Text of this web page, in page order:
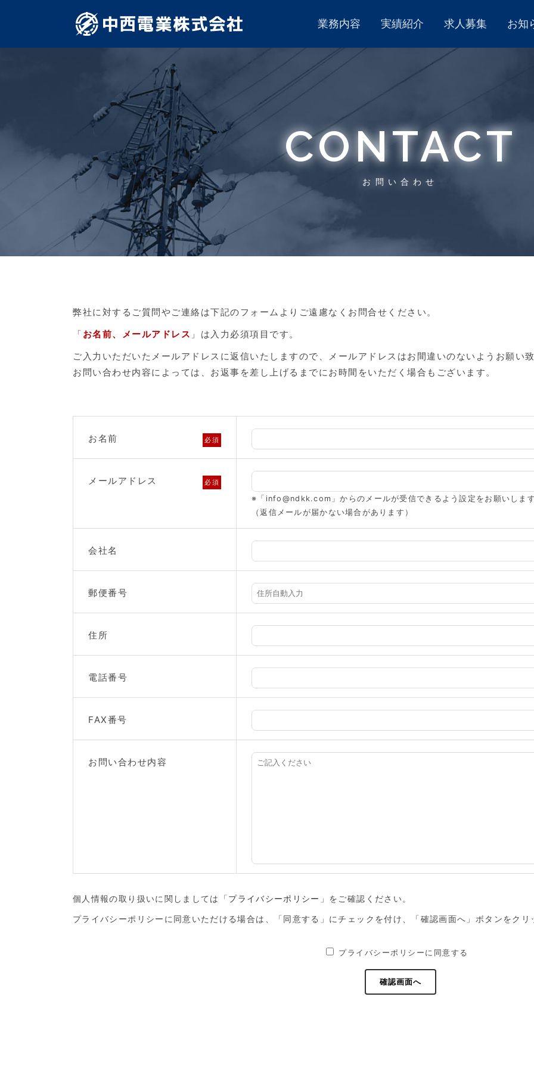
業務内容 実績紹介 求人募集 お知
CONTACT
お問い合わせ
弊社に対するご質問やご連絡は下記のフォームよりご遠慮なくお問合せください。
「 お名前、メールアドレス 」は入力必須項目です。
ご入力いただいたメールアドレスに返信いたしますので、メールアドレスはお間違いのないようお願い致
お問い合わせ内容によっては、お返事を差し上げるまでにお時間をいただく場合もございます。
お名前 必須
メールアドレス 必須
※「info@ndkk.com」からのメールが受信できるよう設定をお願いします
（返信メールが届かない場合があります）
会社名
郵便番号
住所
電話番号
FAX番号
お問い合わせ内容
個人情報の取り扱いに関しましては 「 プライバシーポリシー 」をご確認ください。
プライバシーポリシーに同意いただける場合は、「同意する」にチェックを付け、「確認画面へ」ボタンをクリ
プライバシーポリシーに同意する